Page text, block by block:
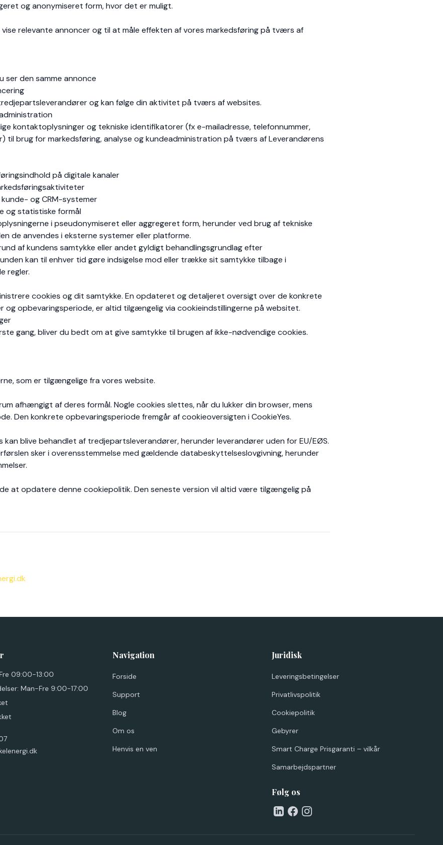
og anonymiseret form, hvor det er muligt.
relevante annoncer og til at måle effekten af vores markedsføring på tværs af
den samme annonce
og kan følge din aktivitet på tværs af websites.
kontaktoplysninger og tekniske identifikatorer (fx e-mailadresse, telefonnummer,
til brug for markedsføring, analyse og kundeadministration på tværs af Leverandørens
på digitale kanaler
og CRM-systemer
og statistiske formål
i pseudonymiseret eller aggregeret form, herunder ved brug af tekniske
de anvendes i eksterne systemer eller platforme.
af kundens samtykke eller andet gyldigt behandlingsgrundlag efter
kan til enhver tid gøre indsigelse mod eller trække sit samtykke tilbage i
regler.
cookies og dit samtykke. En opdateret og detaljeret oversigt over de konkrete
og opbevaringsperiode, er altid tilgængelig via cookieindstillingerne på websitet.
gang, bliver du bedt om at give samtykke til brugen af ikke-nødvendige cookies.
som er tilgængelige fra vores website.
afhængigt af deres formål. Nogle cookies slettes, når du lukker din browser, mens
Den konkrete opbevaringsperiode fremgår af cookieoversigten i CookieYes.
kan blive behandlet af tredjepartsleverandører, herunder leverandører uden for EU/EØS.
sker i overensstemmelse med gældende databeskyttelseslovgivning, herunder
at opdatere denne cookiepolitik. Den seneste version vil altid være tilgængelig på
09:00-13:00
Man-Fre 9:00-17:00
Navigation
Forside
Support
Blog
Om os
Henvis en ven
Juridisk
Leveringsbetingelser
Privatlivspolitik
Cookiepolitik
Gebyrer
Smart Charge Prisgaranti – vilkår
Samarbejdspartner
Følg os